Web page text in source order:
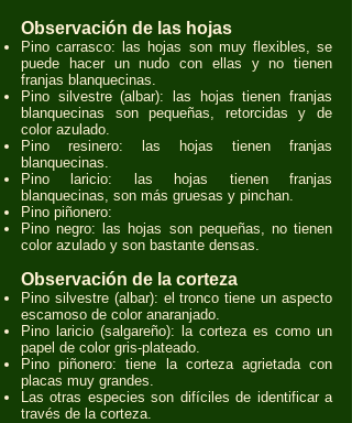
Observación de las hojas
Pino carrasco: las hojas son muy flexibles, se
puede hacer un nudo con ellas y no tienen
franjas blanquecinas.
Pino silvestre (albar): las hojas tienen franjas
blanquecinas son pequeñas, retorcidas y de
color azulado.
Pino resinero: las hojas tienen franjas
blanquecinas.
Pino laricio: las hojas tienen franjas
blanquecinas, son más gruesas y pinchan.
Pino piñonero:
Pino negro: las hojas son pequeñas, no tienen
color azulado y son bastante densas.
Observación de la corteza
Pino silvestre (albar): el tronco tiene un aspecto
escamoso de color anaranjado.
Pino laricio (salgareño): la corteza es como un
papel de color gris-plateado.
Pino piñonero: tiene la corteza agrietada con
placas muy grandes.
Las otras especies son difíciles de identificar a
través de la corteza.